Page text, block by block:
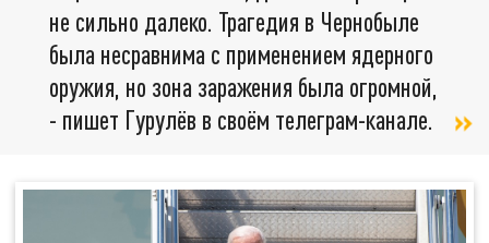
не сильно далеко. Трагедия в Чернобыле
была несравнима с применением ядерного
оружия, но зона заражения была огромной,
- пишет Гурулёв в своём телеграм-канале.